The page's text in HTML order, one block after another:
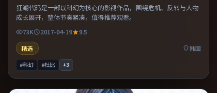
狂潮代码是一部以科幻为核心的影视作品，围绕危机、反转与人物
成长展开，整体节奏紧凑，值得推荐观看。
73K 2017-04-19
9.5
精选
韩国
#科幻 #杜比 +3